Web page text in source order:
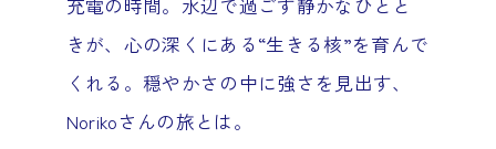
充電の時間。水辺で過ごす静かなひとと
きが、心の深くにある“生きる核”を育んで
くれる。穏やかさの中に強さを見出す、
Norikoさんの旅とは。